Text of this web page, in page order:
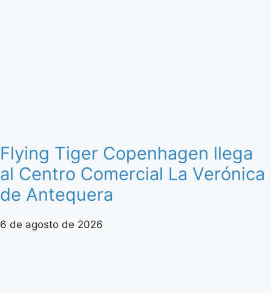
Flying Tiger Copenhagen llega
al Centro Comercial La Verónica
de Antequera
6 de agosto de 2026